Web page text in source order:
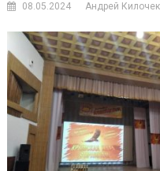
08.05.2024 Андрей Килочек